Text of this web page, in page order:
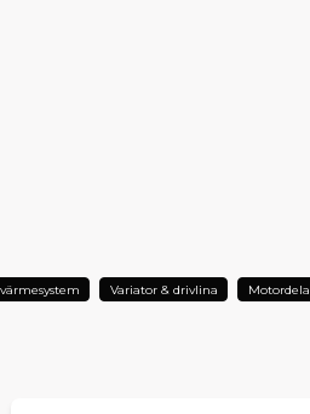
Variator & drivlina